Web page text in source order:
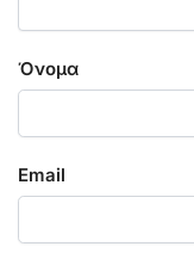
Όνομα
Email